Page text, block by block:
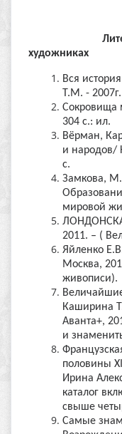
художниках
Вся
Т.М. - 2007г.
Сокровища
304 с.: ил.
Вёрман,
и народов/
с.
Замкова,
мировой
2011. – (
Яйленко
Москва,
живописи).
Каширина
Аванта+,
и
половины
Ирина
каталог
свыше
Самые